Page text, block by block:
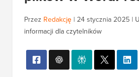
Przez Redakcję | 24 stycznia 2025 |
informacji dla czytelników